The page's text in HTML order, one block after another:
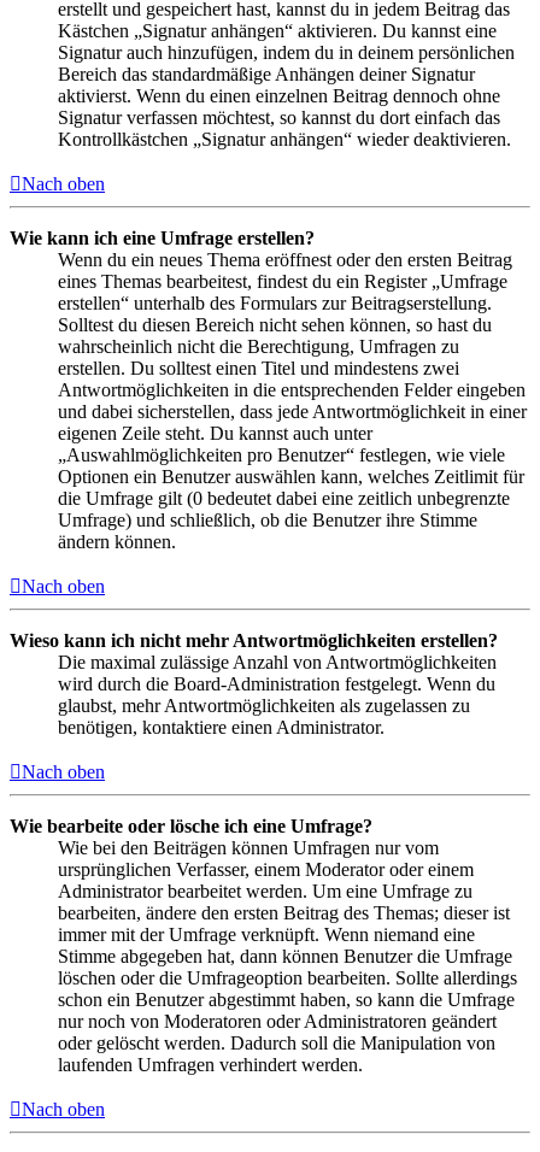
erstellt und gespeichert hast, kannst du in jedem Beitrag das
Kästchen „Signatur anhängen“ aktivieren. Du kannst eine
Signatur auch hinzufügen, indem du in deinem persönlichen
Bereich das standardmäßige Anhängen deiner Signatur
aktivierst. Wenn du einen einzelnen Beitrag dennoch ohne
Signatur verfassen möchtest, so kannst du dort einfach das
Kontrollkästchen „Signatur anhängen“ wieder deaktivieren.
Nach oben
Wie kann ich eine Umfrage erstellen?
Wenn du ein neues Thema eröffnest oder den ersten Beitrag
eines Themas bearbeitest, findest du ein Register „Umfrage
erstellen“ unterhalb des Formulars zur Beitragserstellung.
Solltest du diesen Bereich nicht sehen können, so hast du
wahrscheinlich nicht die Berechtigung, Umfragen zu
erstellen. Du solltest einen Titel und mindestens zwei
Antwortmöglichkeiten in die entsprechenden Felder eingeben
und dabei sicherstellen, dass jede Antwortmöglichkeit in einer
eigenen Zeile steht. Du kannst auch unter
„Auswahlmöglichkeiten pro Benutzer“ festlegen, wie viele
Optionen ein Benutzer auswählen kann, welches Zeitlimit für
die Umfrage gilt (0 bedeutet dabei eine zeitlich unbegrenzte
Umfrage) und schließlich, ob die Benutzer ihre Stimme
ändern können.
Nach oben
Wieso kann ich nicht mehr Antwortmöglichkeiten erstellen?
Die maximal zulässige Anzahl von Antwortmöglichkeiten
wird durch die Board-Administration festgelegt. Wenn du
glaubst, mehr Antwortmöglichkeiten als zugelassen zu
benötigen, kontaktiere einen Administrator.
Nach oben
Wie bearbeite oder lösche ich eine Umfrage?
Wie bei den Beiträgen können Umfragen nur vom
ursprünglichen Verfasser, einem Moderator oder einem
Administrator bearbeitet werden. Um eine Umfrage zu
bearbeiten, ändere den ersten Beitrag des Themas; dieser ist
immer mit der Umfrage verknüpft. Wenn niemand eine
Stimme abgegeben hat, dann können Benutzer die Umfrage
löschen oder die Umfrageoption bearbeiten. Sollte allerdings
schon ein Benutzer abgestimmt haben, so kann die Umfrage
nur noch von Moderatoren oder Administratoren geändert
oder gelöscht werden. Dadurch soll die Manipulation von
laufenden Umfragen verhindert werden.
Nach oben